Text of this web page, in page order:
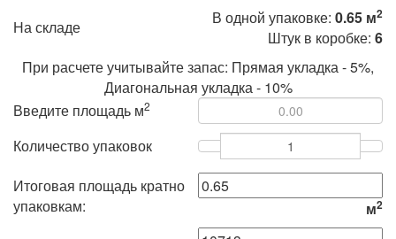
На складе
В одной упаковке: 0.65 м2
Штук в коробке: 6
При расчете учитывайте запас: Прямая укладка - 5%,
Диагональная укладка - 10%
Введите площадь м2
Количество упаковок
Итоговая площадь кратно
упаковкам:
м2